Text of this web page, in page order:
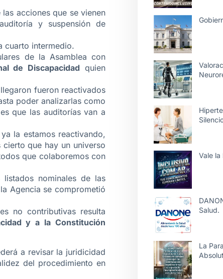
acciones que se vienen
y suspensión de
cuarto intermedio.
de la Asamblea con
de Discapacidad quien
fueron reactivados
poder analizarlas como
que las auditorías van a
la estamos reactivando,
que hay un universo
que colaboremos con
listados nominales de las
Agencia se comprometió
no contributivas resulta
y a la Constitución
a revisar la juridicidad
del procedimiento en
Vale la
Salud.
La